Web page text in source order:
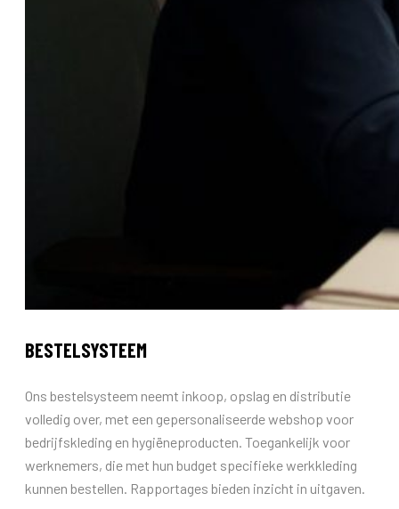
BESTELSYSTEEM
Ons bestelsysteem neemt inkoop, opslag en distributie
volledig over, met een gepersonaliseerde webshop voor
bedrijfskleding en hygiëneproducten. Toegankelijk voor
werknemers, die met hun budget specifieke werkkleding
kunnen bestellen. Rapportages bieden inzicht in uitgaven.